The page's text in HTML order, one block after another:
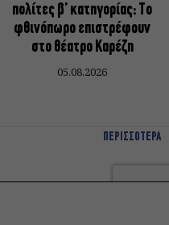
πολίτες β’ κατηγορίας: Το
φθινόπωρο επιστρέφουν
στο θέατρο Καρέζη
05.08.2026
ΠΕΡΙΣΣΟΤΕΡΑ